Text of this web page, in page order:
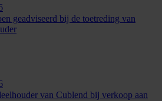
geadviseerd bij de toetreding van
van Cublend bij verkoop aan